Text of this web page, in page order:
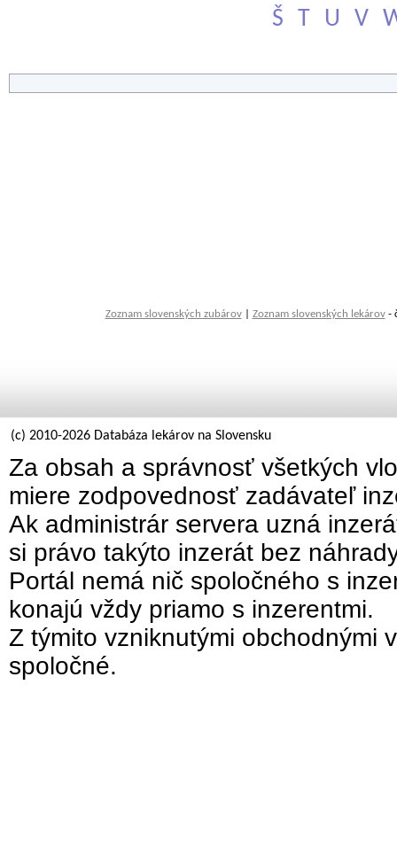
Š
T U V
Zoznam slovenských zubárov| Zoznam slovenských lekárov-
(c) 2010-2026 Databáza lekárov na Slovensku
Za obsah a správnosť všetkých
miere zodpovednosť zadávateľ
Ak administrár servera uzná
si právo takýto inzerát bez
Portál nemá nič spoločného s
konajú vždy priamo s inzerentmi.
Z týmito vzniknutými obchodnými
spoločné.